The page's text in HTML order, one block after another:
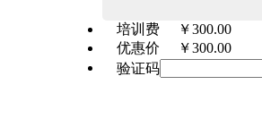
培训费
￥300.00
优惠价
￥300.00
验证码